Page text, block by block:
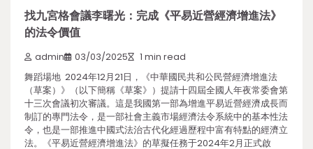
找九宮格會議李曙光：完成《平易近營經濟增進法》
的法令價值
admin 03/03/2025 1 min read
舞蹈場地 2024年12月21日，《中華國民共和公民營經濟增進法
（草案）》（以下簡稱《草案》）提請十四屆全國人年夜常委會第
十三次會議初次審議。這是我國第一部為增進平易近營經濟成長而
制訂的專門法令，是一部社會主義市場經濟法令系統中的基本性法
令，也是一部推進中國式法治古代化經過歷程中富有特點的經濟立
法。《平易近營經濟增進法》的草擬任務于2024年2月正式啟